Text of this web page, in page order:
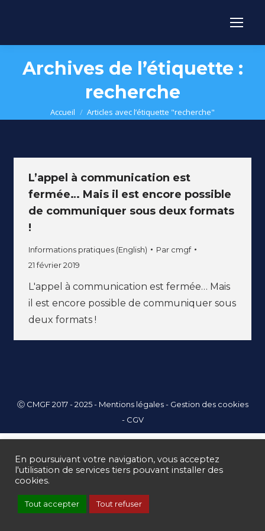
Archives de l’étiquette :
recherche
Vous êtes ici :
Accueil Articles avec l’étiquette "recherche"
L’appel à communication est
fermée… Mais il est encore possible
de communiquer sous deux formats
!
Informations pratiques (English) Par cmgf
21 février 2019
L'appel à communication est fermée… Mais
il est encore possible de communiquer sous
deux formats !
Ⓒ CMGF 2017 - 2025 - Mentions légales- Gestion des cookies
- CGV
En poursuivant votre navigation, vous acceptez
l'utilisation de services tiers pouvant installer des
cookies.
Tout accepter Tout refuser